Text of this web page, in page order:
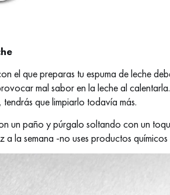
el que preparas tu espuma de leche
mal sabor en la leche al
que limpiarlo todavía más.
un paño y púrgalo soltando con un
la semana -no uses productos